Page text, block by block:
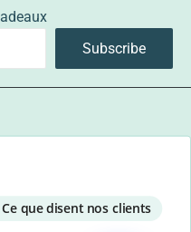
Subscribe
Ce que disent nos clients